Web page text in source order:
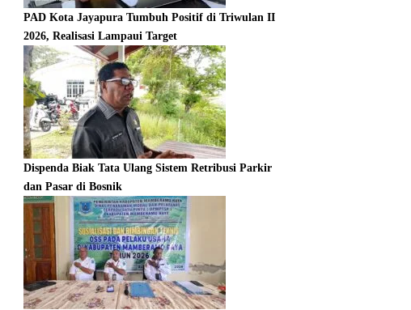
PAD Kota Jayapura Tumbuh Positif di Triwulan II
2026, Realisasi Lampaui Target
Dispenda Biak Tata Ulang Sistem Retribusi Parkir
dan Pasar di Bosnik